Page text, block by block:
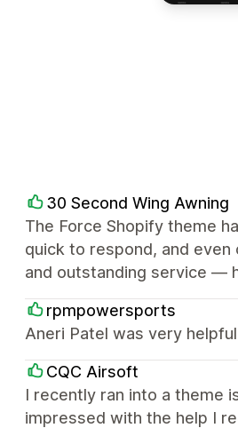
30 Second Wing Awning
The Force Shopify theme
quick to respond, and
and outstanding service —
rpmpowersports
Aneri Patel was very
CQC Airsoft
I recently ran into a theme
impressed with the help I